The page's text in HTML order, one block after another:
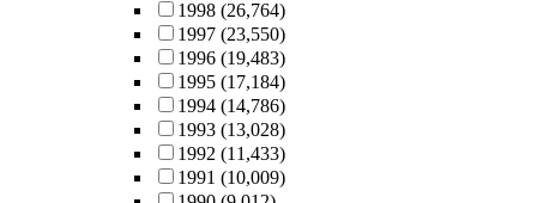
1998 (26,764)
1997 (23,550)
1996 (19,483)
1995 (17,184)
1994 (14,786)
1993 (13,028)
1992 (11,433)
1991 (10,009)